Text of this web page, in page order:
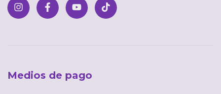
Medios de pago